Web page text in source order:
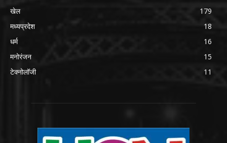
खेल
179
मध्यप्रदेश
18
धर्म
16
मनोरंजन
15
टेक्नोलॉजी
11